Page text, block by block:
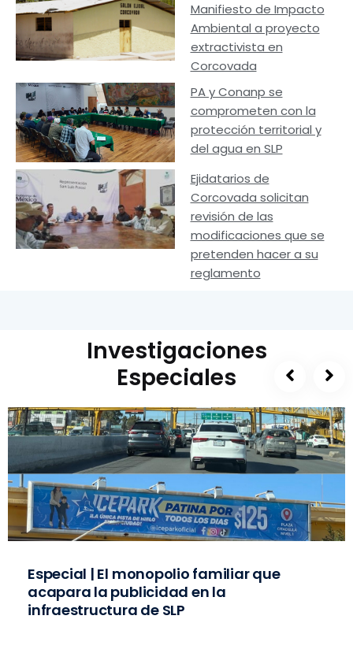
Manifiesto de Impacto
Ambiental a proyecto
extractivista en
Corcovada
PA y Conanp se
comprometen con la
protección territorial y
del agua en SLP
Ejidatarios de
Corcovada solicitan
revisión de las
modificaciones que se
pretenden hacer a su
reglamento
Investigaciones
Especiales
Especial | El monopolio familiar que
acapara la publicidad en la
infraestructura de SLP